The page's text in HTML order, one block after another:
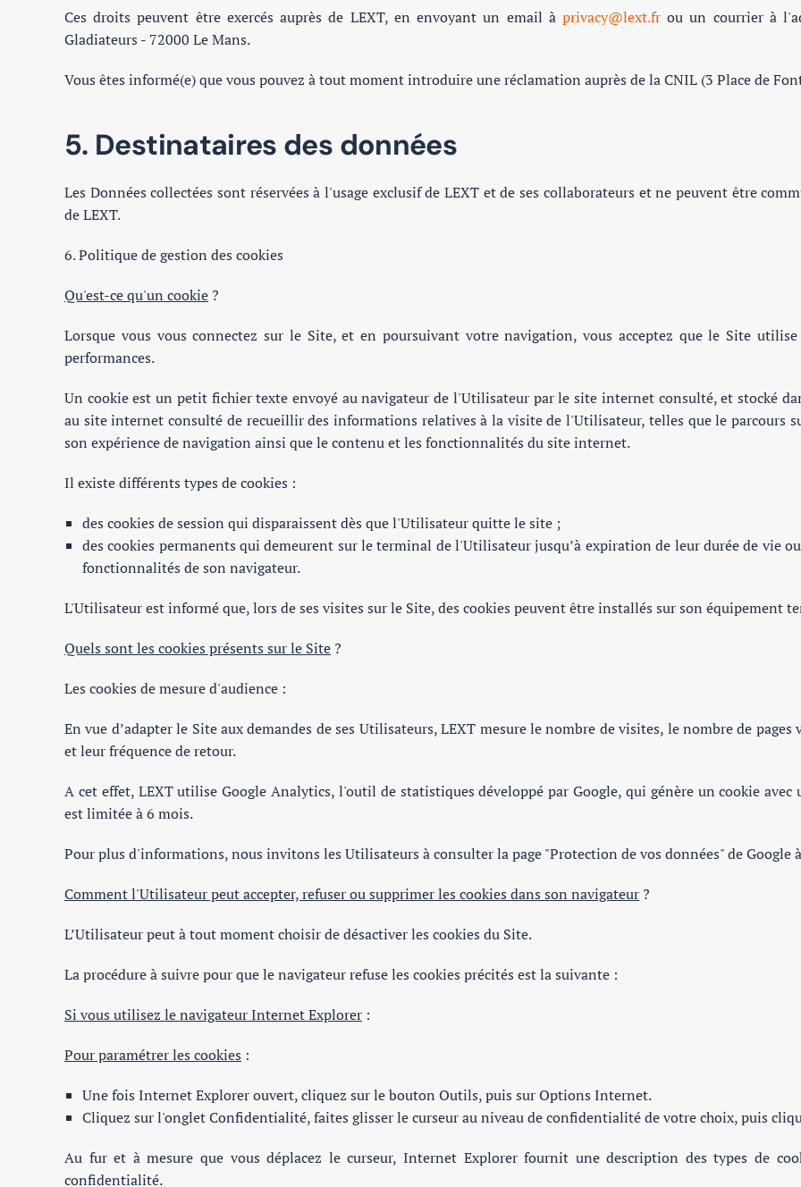
Ces droits peuvent être exercés auprès de LEXT, en envoyant un email à privacy@lext.fr ou un courrier à
Gladiateurs - 72000 Le Mans.
Vous êtes informé(e) que vous pouvez à tout moment introduire une réclamation auprès de la CNIL (3 Place de
5. Destinataires des données
Les Données collectées sont réservées à l'usage exclusif de LEXT et de ses collaborateurs et ne peuvent être
de LEXT.
6. Politique de gestion des cookies
Qu'est-ce qu'un cookie ?
Lorsque vous vous connectez sur le Site, et en poursuivant votre navigation, vous acceptez que le Site
performances.
Un cookie est un petit fichier texte envoyé au navigateur de l'Utilisateur par le site internet consulté, et stocké
au site internet consulté de recueillir des informations relatives à la visite de l'Utilisateur, telles que le parcours
son expérience de navigation ainsi que le contenu et les fonctionnalités du site internet.
Il existe différents types de cookies :
des cookies de session qui disparaissent dès que l'Utilisateur quitte le site ;
des cookies permanents qui demeurent sur le terminal de l'Utilisateur jusqu’à expiration de leur durée de vie
fonctionnalités de son navigateur.
L'Utilisateur est informé que, lors de ses visites sur le Site, des cookies peuvent être installés sur son équipement
Quels sont les cookies présents sur le Site ?
Les cookies de mesure d'audience :
En vue d’adapter le Site aux demandes de ses Utilisateurs, LEXT mesure le nombre de visites, le nombre de
et leur fréquence de retour.
A cet effet, LEXT utilise Google Analytics, l'outil de statistiques développé par Google, qui génère un cookie
est limitée à 6 mois.
Pour plus d'informations, nous invitons les Utilisateurs à consulter la page "Protection de vos données" de Google
Comment l'Utilisateur peut accepter, refuser ou supprimer les cookies dans son navigateur ?
L’Utilisateur peut à tout moment choisir de désactiver les cookies du Site.
La procédure à suivre pour que le navigateur refuse les cookies précités est la suivante :
Si vous utilisez le navigateur Internet Explorer :
Pour paramétrer les cookies :
Une fois Internet Explorer ouvert, cliquez sur le bouton Outils, puis sur Options Internet.
Cliquez sur l'onglet Confidentialité, faites glisser le curseur au niveau de confidentialité de votre choix, puis
Au fur et à mesure que vous déplacez le curseur, Internet Explorer fournit une description des types de
confidentialité.